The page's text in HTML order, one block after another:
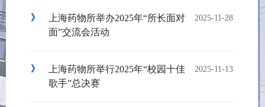
上海药物所举办2025年“所长面对
面”交流会活动
2025-11-28
上海药物所举行2025年“校园十佳
歌手”总决赛
2025-11-13